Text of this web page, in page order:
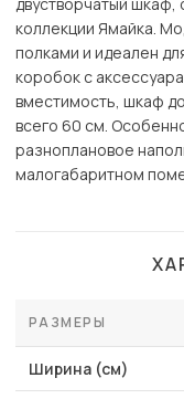
коллекции Ямайка.
полками и идеален
коробок с
вместимость, шкаф
всего 60 см.
разноплановое
малогабаритном
РАЗМЕРЫ
Ширина (см)